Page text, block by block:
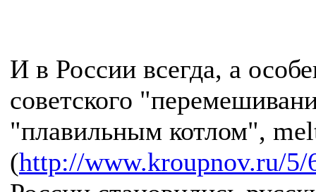
И в России всегда, а
советского
"плавильным котлом",
(http://www.kroupnov.ru/5/